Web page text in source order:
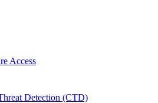
Access
Detection (CTD)